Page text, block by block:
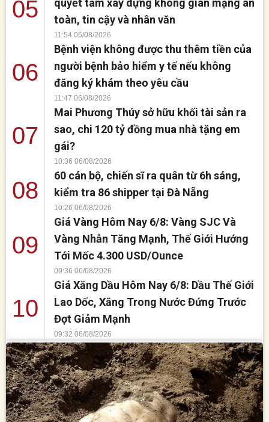
05
quyết tâm xây dựng không gian mạng an
toàn, tin cậy và nhân văn
11:54 06/08/2026
06
Bệnh viện không được thu thêm tiền của
người bệnh bảo hiểm y tế nếu không
đăng ký khám theo yêu cầu
11:47 06/08/2026
07
Mai Phương Thúy sở hữu khối tài sản ra
sao, chi 120 tỷ đồng mua nhà tặng em
gái?
10:36 06/08/2026
08
60 cán bộ, chiến sĩ ra quân từ 6h sáng,
kiểm tra 86 shipper tại Đà Nẵng
10:26 06/08/2026
09
Giá Vàng Hôm Nay 6/8: Vàng SJC Và
Vàng Nhẫn Tăng Mạnh, Thế Giới Hướng
Tới Mốc 4.300 USD/Ounce
09:36 06/08/2026
10
Giá Xăng Dầu Hôm Nay 6/8: Dầu Thế Giới
Lao Dốc, Xăng Trong Nước Đứng Trước
Đợt Giảm Mạnh
09:32 06/08/2026